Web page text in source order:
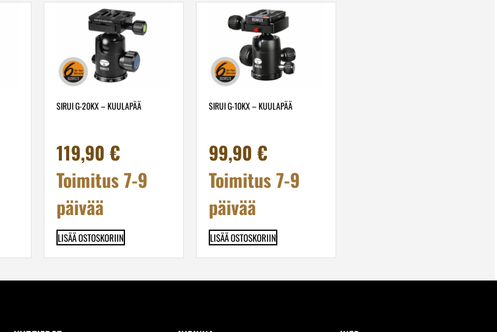
SIRUI G-20KX – KUULAPÄÄ
119,90 €
Toimitus 7-9
päivää
LISÄÄ OSTOSKORIIN
SIRUI G-10KX – KUULAPÄÄ
99,90 €
Toimitus 7-9
päivää
LISÄÄ OSTOSKORIIN